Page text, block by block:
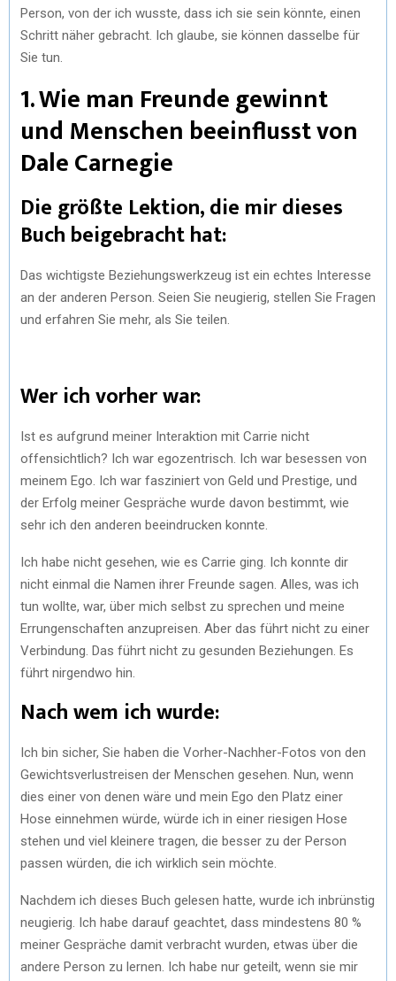
Person, von der ich wusste, dass ich sie sein könnte, einen
Schritt näher gebracht. Ich glaube, sie können dasselbe für
Sie tun.
1. Wie man Freunde gewinnt
und Menschen beeinflusst von
Dale Carnegie
Die größte Lektion, die mir dieses
Buch beigebracht hat:
Das wichtigste Beziehungswerkzeug ist ein echtes Interesse
an der anderen Person. Seien Sie neugierig, stellen Sie Fragen
und erfahren Sie mehr, als Sie teilen.
Wer ich vorher war:
Ist es aufgrund meiner Interaktion mit Carrie nicht
offensichtlich? Ich war egozentrisch. Ich war besessen von
meinem Ego. Ich war fasziniert von Geld und Prestige, und
der Erfolg meiner Gespräche wurde davon bestimmt, wie
sehr ich den anderen beeindrucken konnte.
Ich habe nicht gesehen, wie es Carrie ging. Ich konnte dir
nicht einmal die Namen ihrer Freunde sagen. Alles, was ich
tun wollte, war, über mich selbst zu sprechen und meine
Errungenschaften anzupreisen. Aber das führt nicht zu einer
Verbindung. Das führt nicht zu gesunden Beziehungen. Es
führt nirgendwo hin.
Nach wem ich wurde:
Ich bin sicher, Sie haben die Vorher-Nachher-Fotos von den
Gewichtsverlustreisen der Menschen gesehen. Nun, wenn
dies einer von denen wäre und mein Ego den Platz einer
Hose einnehmen würde, würde ich in einer riesigen Hose
stehen und viel kleinere tragen, die besser zu der Person
passen würden, die ich wirklich sein möchte.
Nachdem ich dieses Buch gelesen hatte, wurde ich inbrünstig
neugierig. Ich habe darauf geachtet, dass mindestens 80 %
meiner Gespräche damit verbracht wurden, etwas über die
andere Person zu lernen. Ich habe nur geteilt, wenn sie mir